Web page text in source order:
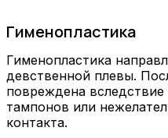
Гименопластика
Гименопластика
девственной плевы.
повреждена
тампонов или
контакта.